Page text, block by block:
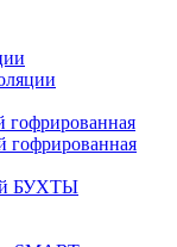
гофрированная
гофрированная
БУХТЫ